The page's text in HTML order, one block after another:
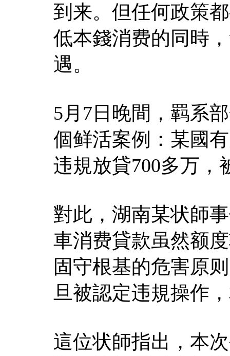
到来。但任何政策
低本錢消费的同時
遇。
5月7日晚間，羁系
個鲜活案例：某國
违規放貸700多万，
對此，湖南某状師
車消费貸款虽然额
固守根基的危害原
旦被認定违規操作
這位状師指出，本